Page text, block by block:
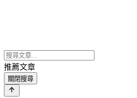
推薦文章
關閉搜尋